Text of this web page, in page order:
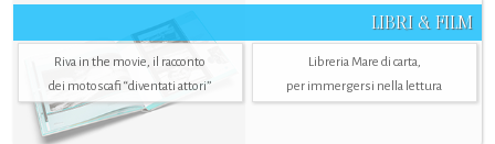
LIBRI & FILM
Riva in the movie, il racconto
dei motoscafi “diventati attori”
Libreria Mare di carta,
per immergersi nella lettura